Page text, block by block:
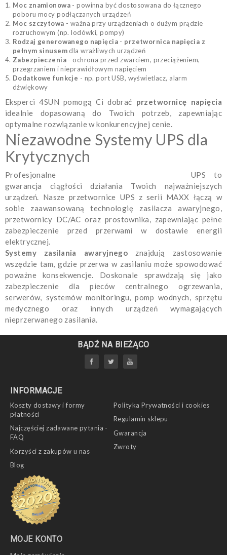
Moc znamionowa - powinna być dostosowana do łącznego
poboru mocy podłączanych urządzeń
Moc szczytowa - ważna przy urządzeniach o dużym prądzie
rozruchowym (np. lodówki, pompy)
Rodzaj generowanego napięcia - przetwornica napięcia z
pełnym sinusem dla wrażliwych urządzeń
Zabezpieczenia - ochrona przed zwarciem, przeciążeniem,
przegrzaniem i nieprawidłowym napięciem
Dodatkowe funkcje - np. port USB, wyświetlacz, alarm
dźwiękowy
Eksperci 4SUN pomogą Ci dobrać przetwornicę napięcia
idealnie dopasowaną do Twoich potrzeb, zapewniając
optymalne rozwiązanie w konkurencyjnej cenie.
Niezawodne Systemy UPS dla
Krytycznych
Profesjonalne
UPS to
gwarancja ciągłości działania Twoich najważniejszych
urządzeń. Nasze przetwornice UPS z serii MAXX łączą w
sobie zaawansowaną technologię zasilacza awaryjnego,
przetwornicy DC/AC oraz prostownika, zapewniając pełne
zabezpieczenie przed przerwami w dostawie energii
elektrycznej.
Systemy zasilania awaryjnego znajdują zastosowanie
wszędzie tam, gdzie przerwa w zasilaniu może spowodować
poważne konsekwencje. Doskonale sprawdzają się jako
zabezpieczenie dla pieców centralnego ogrzewania,
serwerów, systemów monitoringu, pomp wodnych, sprzętu
medycznego oraz innych urządzeń wymagających
nieprzerwanego zasilania.
BĄDŹ NA BIEŻĄCO
INFORMACJE
Koszty dostawy i formy
płatności
Najczęściej zadawane pytania -
FAQ
Korzyści z zakupów u nas
Blog
Polityka Prywatności i cookies
Regulamin sklepu
Gwarancja
Zwroty
MOJE KONTO